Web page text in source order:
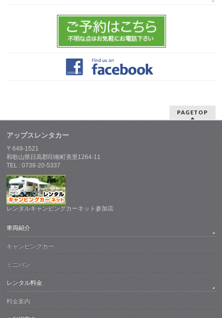
PAGETOP
アップスレンタカー
〒649-1521
和歌山県日高郡印南町美里1264-11
TEL : 0738-20-5337
レンタルキャンピングカーネット参加店
車両紹介
キャンピングカー
ミニバン
レンタル料金
料金案内